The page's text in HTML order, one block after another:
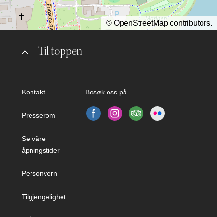
Til toppen
Kontakt
Presserom
Se våre
åpningstider
Personvern
Tilgjengelighet
Besøk oss på
© OpenStreetMap contributors.